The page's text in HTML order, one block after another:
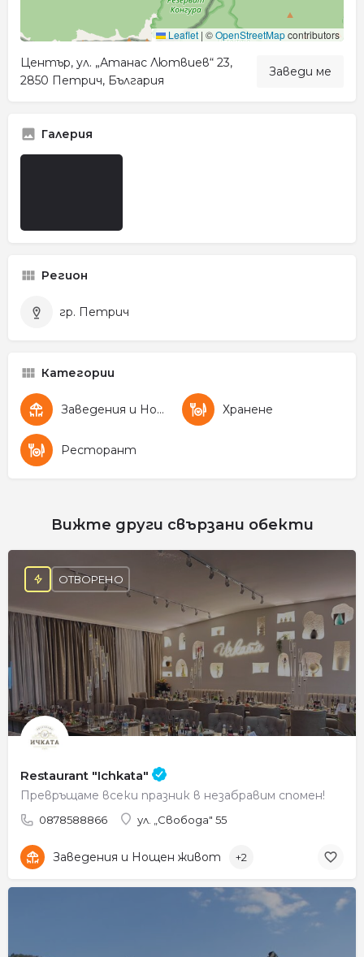
Leaflet | ©OpenStreetMapcontributors
Център, ул. „Атанас Лютвиев“ 23,
2850 Петрич, България
Заведи ме
Галерия
Регион
гр. Петрич
Категории
Заведения и Нощен живот Хранене
Ресторант
Вижте други свързани обекти
Restaurant "Ichkata"
Превръщаме всеки празник в незабравим спомен!
0878588866 ул. „Свобода" 55
ОТВОРЕНО
Заведения и Нощен живот +2